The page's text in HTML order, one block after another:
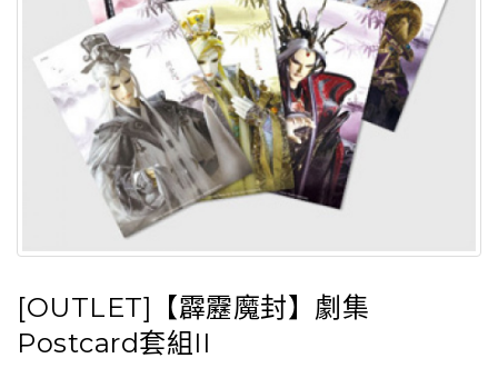
[OUTLET]【霹靂魔封】劇集
Postcard套組II